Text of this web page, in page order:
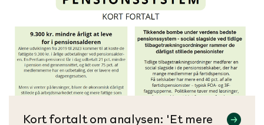
Kort fortalt om analysen: 'Et mere